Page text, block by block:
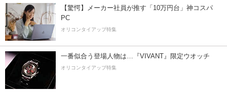
【驚愕】メーカー社員が推す「10万円台」神コスパ
PC
オリコンタイアップ特集
一番似合う登場人物は…『VIVANT』限定ウオッチ
オリコンタイアップ特集